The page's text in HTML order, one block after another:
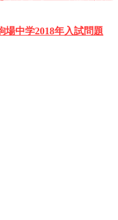
場中学2018年入試問題